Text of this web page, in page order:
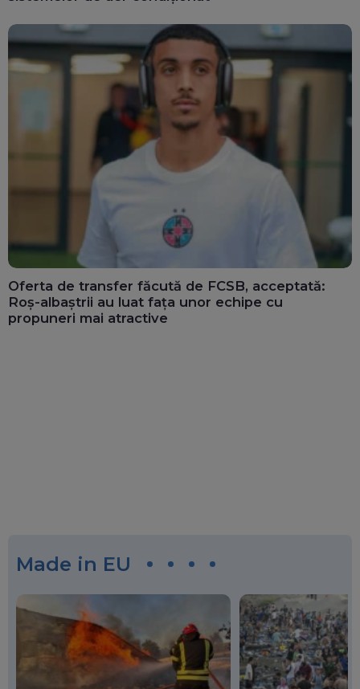
Oferta de transfer făcută de FCSB, acceptată:
Roș-albaștrii au luat fața unor echipe cu
propuneri mai atractive
Made in EU